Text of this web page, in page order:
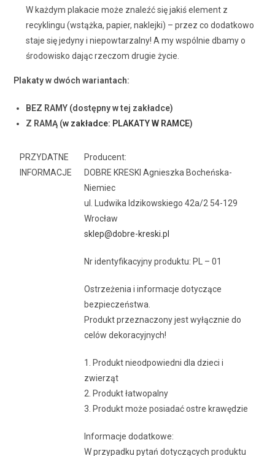
W każdym plakacie może znaleźć się jakiś element z
recyklingu (wstążka, papier, naklejki) – przez co dodatkowo
staje się jedyny i niepowtarzalny! A my wspólnie dbamy o
środowisko dając rzeczom drugie życie.
Plakaty w dwóch wariantach:
BEZ RAMY (dostępny w tej zakładce)
Z RAMĄ (w zakładce: PLAKATY W RAMCE)
PRZYDATNE
INFORMACJE
Producent:
DOBRE KRESKI Agnieszka Bocheńska-
Niemiec
ul. Ludwika Idzikowskiego 42a/2 54-129
Wrocław
sklep@dobre-kreski.pl
Nr identyfikacyjny produktu: PL – 01
Ostrzeżenia i informacje dotyczące
bezpieczeństwa.
Produkt przeznaczony jest wyłącznie do
celów dekoracyjnych!
1. Produkt nieodpowiedni dla dzieci i
zwierząt
2. Produkt łatwopalny
3. Produkt może posiadać ostre krawędzie
Informacje dodatkowe:
W przypadku pytań dotyczących produktu